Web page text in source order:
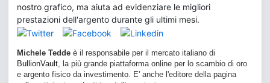
nostro grafico, ma aiuta ad evidenziare le migliori
prestazioni dell'argento durante gli ultimi mesi.
Michele Tedde è il responsabile per il mercato italiano di
BullionVault , la più grande piattaforma online per lo scambio di oro
e argento fisico da investimento. E' anche l'editore della pagina